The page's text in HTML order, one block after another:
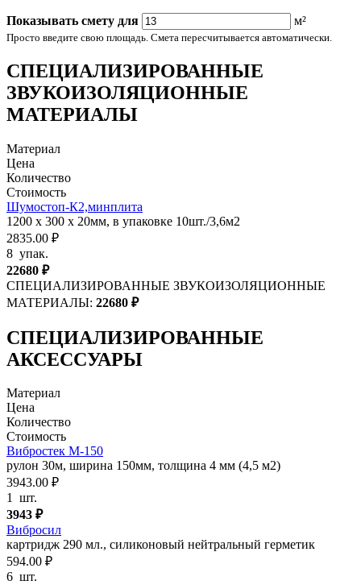
Показывать смету для м²
Просто введите свою площадь. Смета пересчитывается автоматически.
СПЕЦИАЛИЗИРОВАННЫЕ
ЗВУКОИЗОЛЯЦИОННЫЕ
МАТЕРИАЛЫ
Материал
Цена
Количество
Стоимость
Шумостоп-К2,минплита
1200 х 300 х 20мм, в упаковке 10шт./3,6м2
2835.00 ₽
8 упак.
22680 ₽
СПЕЦИАЛИЗИРОВАННЫЕ ЗВУКОИЗОЛЯЦИОННЫЕ
МАТЕРИАЛЫ: 22680 ₽
СПЕЦИАЛИЗИРОВАННЫЕ
АКСЕССУАРЫ
Материал
Цена
Количество
Стоимость
Вибростек М-150
рулон 30м, ширина 150мм, толщина 4 мм (4,5 м2)
3943.00 ₽
1 шт.
3943 ₽
Вибросил
картридж 290 мл., силиконовый нейтральный герметик
594.00 ₽
6 шт.